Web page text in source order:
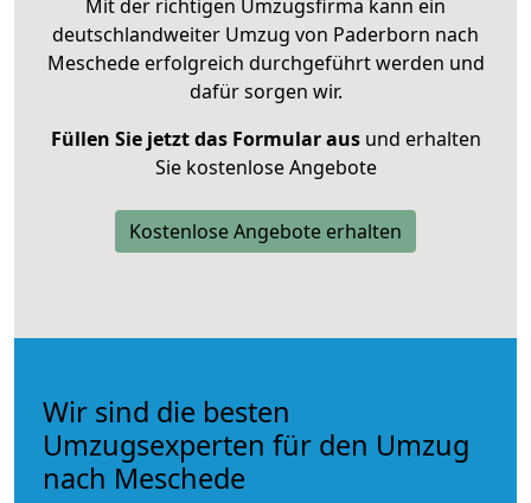
Mit der richtigen Umzugsfirma kann ein
deutschlandweiter Umzug von Paderborn nach
Meschede erfolgreich durchgeführt werden und
dafür sorgen wir.
Füllen Sie jetzt das Formular ausund erhalten
Sie kostenlose Angebote
Kostenlose Angebote erhalten
Wir sind die besten
Umzugsexperten für den Umzug
nach Meschede